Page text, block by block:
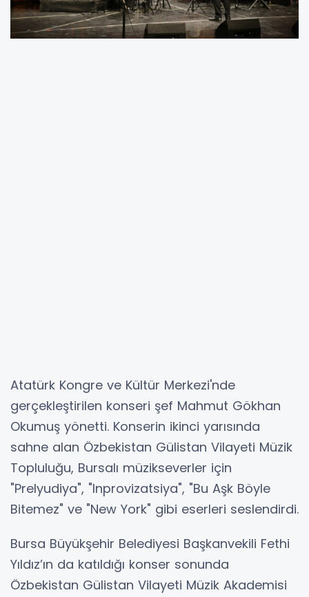
Atatürk Kongre ve Kültür Merkezi'nde
gerçekleştirilen konseri şef Mahmut Gökhan
Okumuş yönetti. Konserin ikinci yarısında
sahne alan Özbekistan Gülistan Vilayeti Müzik
Topluluğu, Bursalı müzikseverler için
"Prelyudiya", "Inprovizatsiya", "Bu Aşk Böyle
Bitemez" ve "New York" gibi eserleri seslendirdi.
Bursa Büyükşehir Belediyesi Başkanvekili Fethi
Yıldız’ın da katıldığı konser sonunda
Özbekistan Gülistan Vilayeti Müzik Akademisi